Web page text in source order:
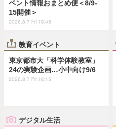
ベント情報おまとめ便＜8/9-
15開催＞
2026.8.7 Fri 19:45
教育イベント
東京都市大「科学体験教室」
24の実験企画…小中向け9/6
2026.8.7 Fri 18:15
デジタル生活